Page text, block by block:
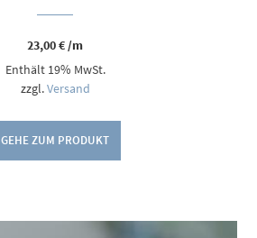
23,00€/m
Enthält 19% MwSt.
zzgl.Versand
GEHE ZUM PRODUKT